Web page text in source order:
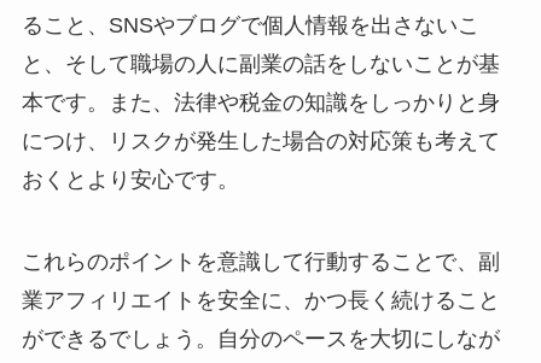
ること、SNSやブログで個人情報を出さないこ
と、そして職場の人に副業の話をしないことが基
本です。また、法律や税金の知識をしっかりと身
につけ、リスクが発生した場合の対応策も考えて
おくとより安心です。
これらのポイントを意識して行動することで、副
業アフィリエイトを安全に、かつ長く続けること
ができるでしょう。自分のペースを大切にしなが